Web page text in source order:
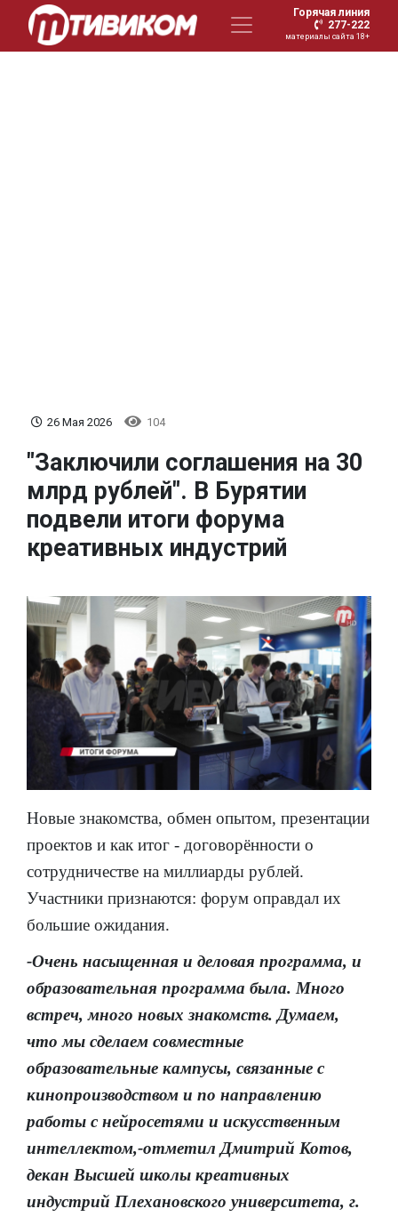
Горячая линия
277-222
материалы сайта 18+
26 Мая 2026 104
"Заключили соглашения на 30
млрд рублей". В Бурятии
подвели итоги форума
креативных индустрий
Новые знакомства, обмен опытом, презентации
проектов и как итог - договорённости о
сотрудничестве на миллиарды рублей.
Участники признаются: форум оправдал их
большие ожидания.
-Очень насыщенная и деловая программа, и
образовательная программа была. Много
встреч, много новых знакомств. Думаем,
что мы сделаем совместные
образовательные кампусы, связанные с
кинопроизводством и по направлению
работы с нейросетями и искусственным
интеллектом,-отметил Дмитрий Котов,
декан Высшей школы креативных
индустрий Плехановского университета, г.